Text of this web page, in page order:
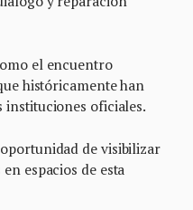
el encuentro
históricamente han
instituciones oficiales.
de visibilizar
espacios de esta